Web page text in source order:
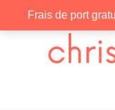
Frais de port